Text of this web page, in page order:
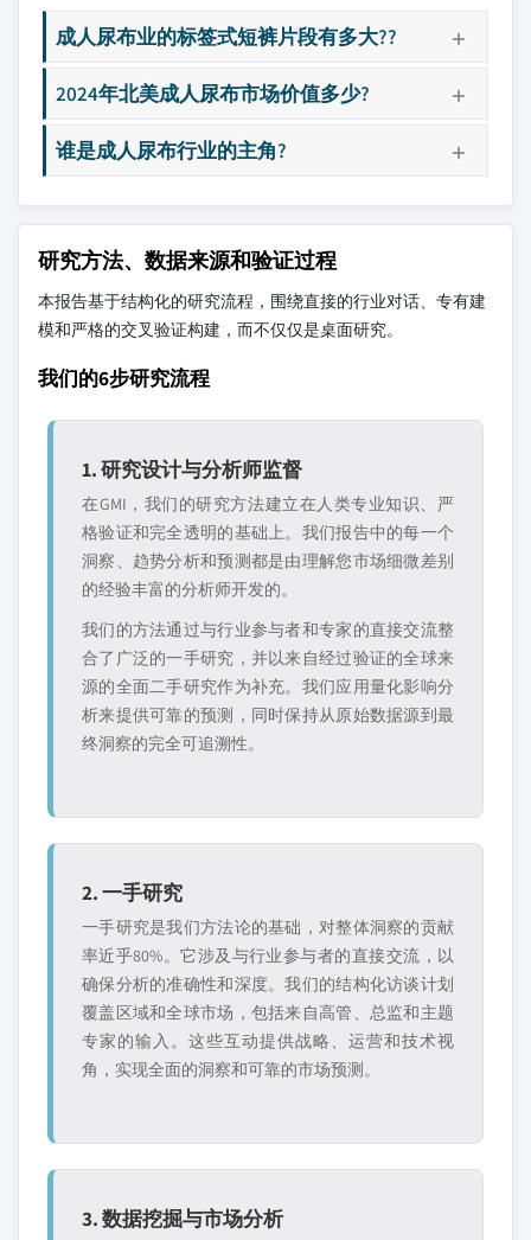
成人尿布业的标签式短裤片段有多大??
2024年北美成人尿布市场价值多少?
谁是成人尿布行业的主角?
研究方法、数据来源和验证过程
本报告基于结构化的研究流程，围绕直接的行业对话、专有建
模和严格的交叉验证构建，而不仅仅是桌面研究。
我们的6步研究流程
1. 研究设计与分析师监督
在GMI，我们的研究方法建立在人类专业知识、严
格验证和完全透明的基础上。我们报告中的每一个
洞察、趋势分析和预测都是由理解您市场细微差别
的经验丰富的分析师开发的。
我们的方法通过与行业参与者和专家的直接交流整
合了广泛的一手研究，并以来自经过验证的全球来
源的全面二手研究作为补充。我们应用量化影响分
析来提供可靠的预测，同时保持从原始数据源到最
终洞察的完全可追溯性。
2. 一手研究
一手研究是我们方法论的基础，对整体洞察的贡献
率近乎80%。它涉及与行业参与者的直接交流，以
确保分析的准确性和深度。我们的结构化访谈计划
覆盖区域和全球市场，包括来自高管、总监和主题
专家的输入。这些互动提供战略、运营和技术视
角，实现全面的洞察和可靠的市场预测。
3. 数据挖掘与市场分析